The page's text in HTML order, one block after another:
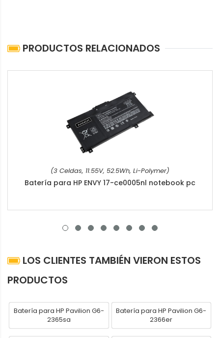
PRODUCTOS RELACIONADOS
(3 Celdas, 11.55V, 52.5Wh, Li-Polymer)
Batería para HP ENVY 17-ce0005nl notebook pc
LOS CLIENTES TAMBIÉN VIERON ESTOS
PRODUCTOS
Batería para HP Pavilion G6-
2365sa
Batería para HP Pavilion G6-
2366er